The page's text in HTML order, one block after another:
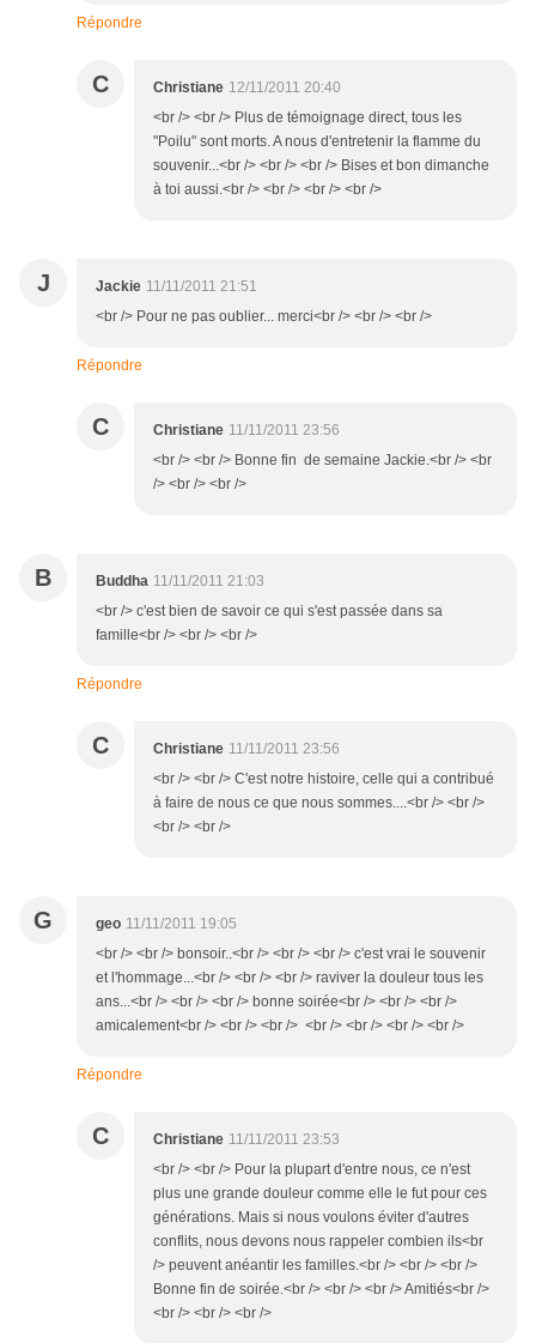
Répondre
C Christiane 12/11/2011 20:40
<br /> <br /> Plus de témoignage direct, tous les
"Poilu" sont morts. A nous d'entretenir la flamme du
souvenir...<br /> <br /> <br /> Bises et bon dimanche
à toi aussi.<br /> <br /> <br /> <br />
J Jackie 11/11/2011 21:51
<br /> Pour ne pas oublier... merci<br /> <br /> <br />
Répondre
C Christiane 11/11/2011 23:56
<br /> <br /> Bonne fin de semaine Jackie.<br /> <br
/> <br /> <br />
B Buddha 11/11/2011 21:03
<br /> c'est bien de savoir ce qui s'est passée dans sa
famille<br /> <br /> <br />
Répondre
C Christiane 11/11/2011 23:56
<br /> <br /> C'est notre histoire, celle qui a contribué
à faire de nous ce que nous sommes....<br /> <br />
<br /> <br />
G geo 11/11/2011 19:05
<br /> <br /> bonsoir..<br /> <br /> <br /> c'est vrai le souvenir
et l'hommage...<br /> <br /> <br /> raviver la douleur tous les
ans...<br /> <br /> <br /> bonne soirée<br /> <br /> <br />
amicalement<br /> <br /> <br /> <br /> <br /> <br /> <br />
Répondre
C Christiane 11/11/2011 23:53
<br /> <br /> Pour la plupart d'entre nous, ce n'est
plus une grande douleur comme elle le fut pour ces
générations. Mais si nous voulons éviter d'autres
conflits, nous devons nous rappeler combien ils<br
/> peuvent anéantir les familles.<br /> <br /> <br />
Bonne fin de soirée.<br /> <br /> <br /> Amitiés<br />
<br /> <br /> <br />